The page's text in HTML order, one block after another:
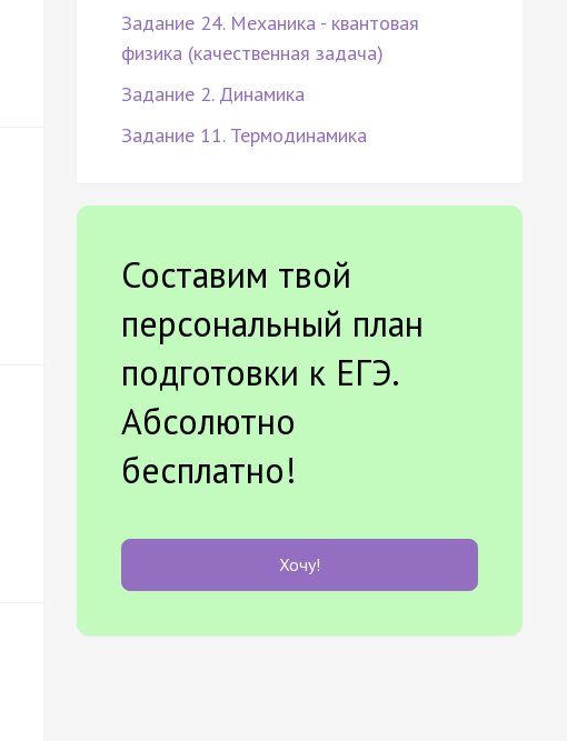
Задание 24. Механика - квантовая
физика (качественная задача)
Задание 2. Динамика
Задание 11. Термодинамика
Составим твой
персональный план
подготовки к ЕГЭ.
Абсолютно
бесплатно!
Хочу!